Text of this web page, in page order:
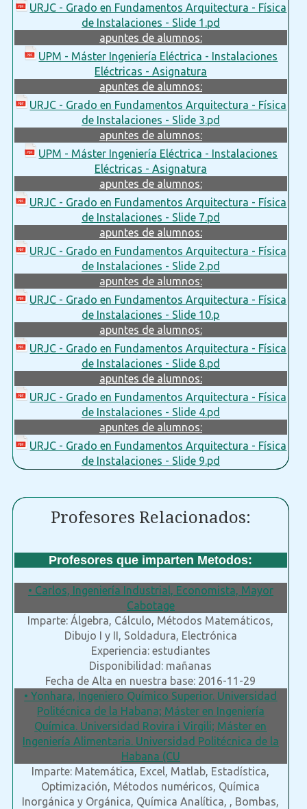
URJC - Grado en Fundamentos Arquitectura - Física
de Instalaciones - Slide 1.pd
apuntes de alumnos:
UPM - Máster Ingeniería Eléctrica - Instalaciones
Eléctricas - Asignatura
apuntes de alumnos:
URJC - Grado en Fundamentos Arquitectura - Física
de Instalaciones - Slide 3.pd
apuntes de alumnos:
UPM - Máster Ingeniería Eléctrica - Instalaciones
Eléctricas - Asignatura
apuntes de alumnos:
URJC - Grado en Fundamentos Arquitectura - Física
de Instalaciones - Slide 7.pd
apuntes de alumnos:
URJC - Grado en Fundamentos Arquitectura - Física
de Instalaciones - Slide 2.pd
apuntes de alumnos:
URJC - Grado en Fundamentos Arquitectura - Física
de Instalaciones - Slide 10.p
apuntes de alumnos:
URJC - Grado en Fundamentos Arquitectura - Física
de Instalaciones - Slide 8.pd
apuntes de alumnos:
URJC - Grado en Fundamentos Arquitectura - Física
de Instalaciones - Slide 4.pd
apuntes de alumnos:
URJC - Grado en Fundamentos Arquitectura - Física
de Instalaciones - Slide 9.pd
Profesores Relacionados:
Profesores que imparten Metodos:
• Carlos, Ingeniería Industrial, Economista, Mayor
Cabotage
Imparte: Álgebra, Cálculo, Métodos Matemáticos,
Dibujo I y II, Soldadura, Electrónica
Experiencia: estudiantes
Disponibilidad: mañanas
Fecha de Alta en nuestra base: 2016-11-29
• Yonhara, Ingeniero Químico Superior. Universidad
Politécnica de la Habana; Máster en Ingeniería
Química. Universidad Rovira i Virgili; Máster en
Ingeniería Alimentaria. Universidad Politécnica de la
Habana (CU
Imparte: Matemática, Excel, Matlab, Estadística,
Optimización, Métodos numéricos, Química
Inorgánica y Orgánica, Química Analítica, , Bombas,